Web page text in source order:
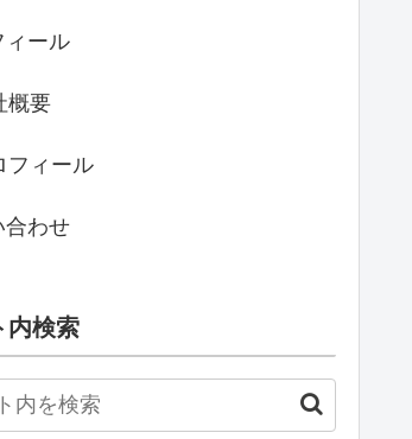
ィール
概要
フィール
合わせ
内検索